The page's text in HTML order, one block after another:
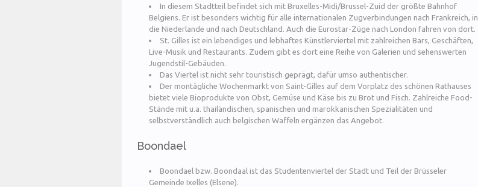
In diesem Stadtteil befindet sich mit Bruxelles-Midi/Brussel-Zuid der größte Bahnhof
Belgiens. Er ist besonders wichtig für alle internationalen Zugverbindungen nach Frankreich, in
die Niederlande und nach Deutschland. Auch die Eurostar-Züge nach London fahren von dort.
St. Gilles ist ein lebendiges und lebhaftes Künstlerviertel mit zahlreichen Bars, Geschäften,
Live-Musik und Restaurants. Zudem gibt es dort eine Reihe von Galerien und sehenswerten
Jugendstil-Gebäuden.
Das Viertel ist nicht sehr touristisch geprägt, dafür umso authentischer.
Der montägliche Wochenmarkt von Saint-Gilles auf dem Vorplatz des schönen Rathauses
bietet viele Bioprodukte von Obst, Gemüse und Käse bis zu Brot und Fisch. Zahlreiche Food-
Stände mit u.a. thailändischen, spanischen und marokkanischen Spezialitäten und
selbstverständlich auch belgischen Waffeln ergänzen das Angebot.
Boondael
Boondael bzw. Boondaal ist das Studentenviertel der Stadt und Teil der Brüsseler
Gemeinde Ixelles (Elsene).